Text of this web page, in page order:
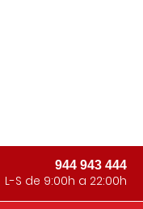
944 943 444
L-S de 9:00h a 22:00h